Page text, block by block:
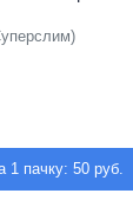
1 пачку: 50 руб.